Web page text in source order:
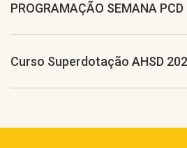
PROGRAMAÇÃO SEMANA
Curso Superdotação AHSD